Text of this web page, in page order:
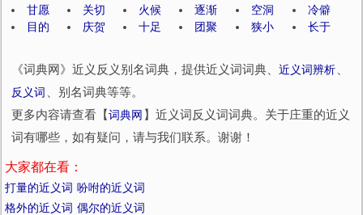
甘愿
关切 火候 逐渐 空洞
冷僻
目的
庆贺 十足 团聚 狭小 长于
《词典网》近义反义别名词典，提供近义词词典、 近义词辨析
反义词
、别名词典等等。
更多内容请查看【词典网 】近义词反义词词典。关于庄重的近义
词有哪些，如有疑问，请与我们联系。谢谢！
大家都在看：
打量的近义词 吩咐的近义词
格外的近义词 偶尔的近义词